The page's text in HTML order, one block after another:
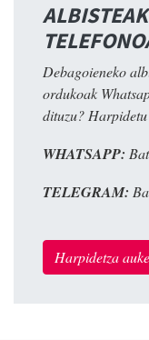
Debagoieneko
ordukoak
dituzu?
WHATSAPP:
TELEGRAM:
Harpidetza